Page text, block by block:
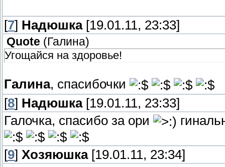
[7] Надюшка[19.01.11, 23:33]
Quote ( Галина)
Угощайся на здоровье!
Галина, спасибочки
[8] Надюшка[19.01.11, 23:33]
Галочка, спасибо за ори
[9] Хозяюшка[19.01.11, 23:34]